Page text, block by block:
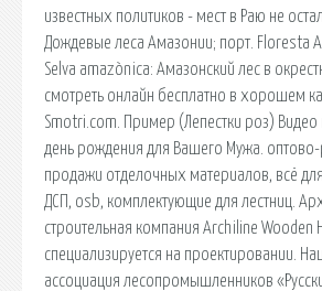
известных политиков - мест в Раю не
Дождевые леса Амазонии; порт. Floresta
Selva amazònica: Амазонский лес в
смотреть онлайн бесплатно в хорошем
Smotri.com. Пример (Лепестки роз) Видео
день рождения для Вашего Мужа.
продажи отделочных материалов, всё
ДСП, osb, комплектующие для лестниц.
строительная компания Archiline Wooden
специализируется на проектировании.
ассоциация лесопромышленников